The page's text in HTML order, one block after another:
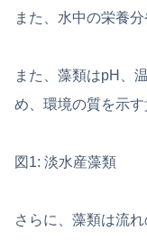
また、水中の栄養
また、藻類はpH、
め、環境の質を示す
図1: 淡水産藻類
さらに、藻類は流